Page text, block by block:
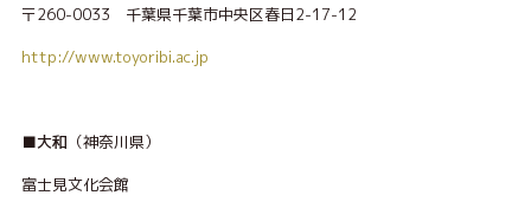
〒260-0033 千葉県千葉市中央区春日2-17-12
http://www.toyoribi.ac.jp
■大和 （神奈川県）
富士見文化会館